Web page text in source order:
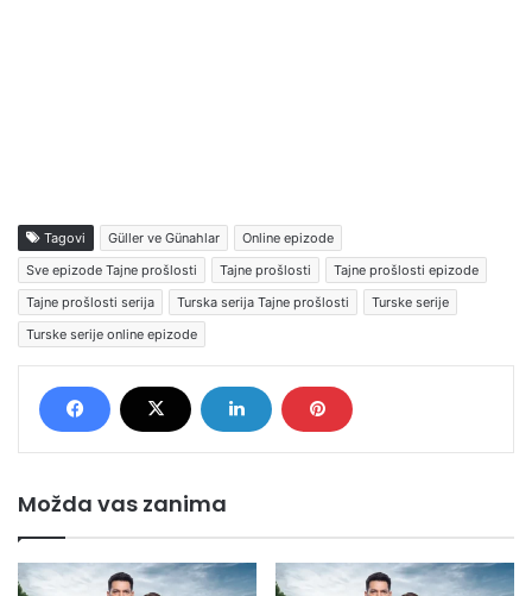
Tagovi Güller ve Günahlar
Online epizode
Sve epizode Tajne prošlosti
Tajne prošlosti
Tajne prošlosti epizode
Tajne prošlosti serija
Turska serija Tajne prošlosti
Turske serije
Turske serije online epizode
Možda vas zanima